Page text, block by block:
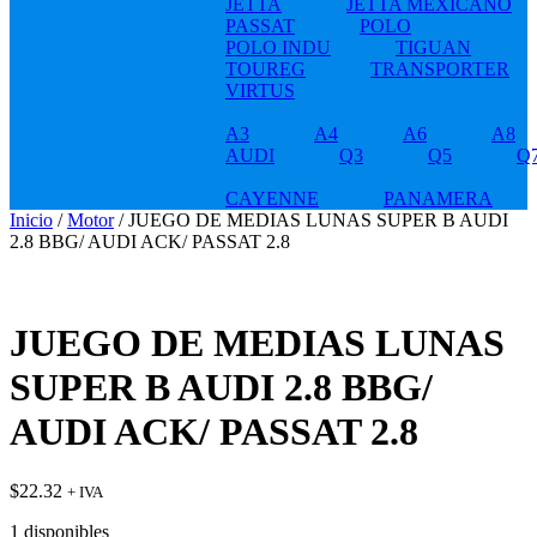
JETTA
JETTA MEXICANO
PASSAT
POLO
POLO INDU
TIGUAN
TOUREG
TRANSPORTER
VIRTUS
A3 A4 A6
A8
AUDI
Q3 Q5
CAYENNE
PANAMERA
Inicio /Motor/ JUEGO DE MEDIAS LUNAS SUPER B AUDI
2.8 BBG/ AUDI ACK/ PASSAT 2.8
JUEGO DE MEDIAS LUNAS
SUPER B AUDI 2.8 BBG/
AUDI ACK/ PASSAT 2.8
$22.32 + IVA
1 disponibles